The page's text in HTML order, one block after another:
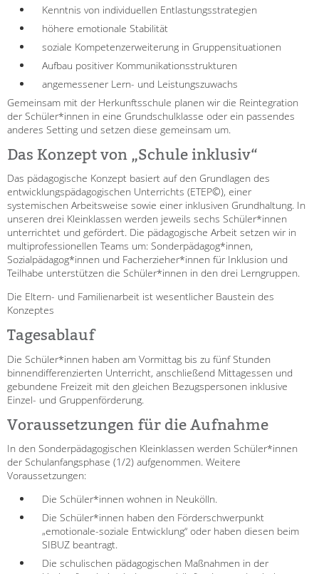
PROFIL | LEITBILD
Bereiche im Überblick
Kinder- und Jugendschutz
Unsere Videos
Gesellschafter VdK
schoolcoach BTL
tandem international
KARRIERE
Stellenangebote
tandem als Arbeitgeberin
NEWS/BLOG
unkuerzbar
Briefe an Kai
PRESSE
Magazin
KONTAKT
Impressum
Datenschutz
Hinweisgebersystem
Intranet
Kenntnis von individuellen Entlastungsstrategien
höhere emotionale Stabilität
soziale Kompetenzerweiterung in Gruppensituationen
Aufbau positiver Kommunikationsstrukturen
angemessener Lern- und Leistungszuwachs
Gemeinsam mit der Herkunftsschule planen wir die Reintegration
der Schüler*innen in eine Grundschulklasse oder ein passendes
anderes Setting und setzen diese gemeinsam um.
Das Konzept von „Schule inklusiv“
Das pädagogische Konzept basiert auf den Grundlagen des
entwicklungspädagogischen Unterrichts (ETEP©), einer
systemischen Arbeitsweise sowie einer inklusiven Grundhaltung. In
unseren drei Kleinklassen werden jeweils sechs Schüler*innen
unterrichtet und gefördert. Die pädagogische Arbeit setzen wir in
multiprofessionellen Teams um: Sonderpädagog*innen,
Sozialpädagog*innen und Facherzieher*innen für Inklusion und
Teilhabe unterstützen die Schüler*innen in den drei Lerngruppen.
Die Eltern- und Familienarbeit ist wesentlicher Baustein des
Konzeptes
Tagesablauf
Die Schüler*innen haben am Vormittag bis zu fünf Stunden
binnendifferenzierten Unterricht, anschließend Mittagessen und
gebundene Freizeit mit den gleichen Bezugspersonen inklusive
Einzel- und Gruppenförderung.
Voraussetzungen für die Aufnahme
In den Sonderpädagogischen Kleinklassen werden Schüler*innen
der Schulanfangsphase (1/2) aufgenommen. Weitere
Voraussetzungen:
Die Schüler*innen wohnen in Neukölln.
Die Schüler*innen haben den Förderschwerpunkt
„emotionale-soziale Entwicklung“ oder haben diesen beim
SIBUZ beantragt.
Die schulischen pädagogischen Maßnahmen in der